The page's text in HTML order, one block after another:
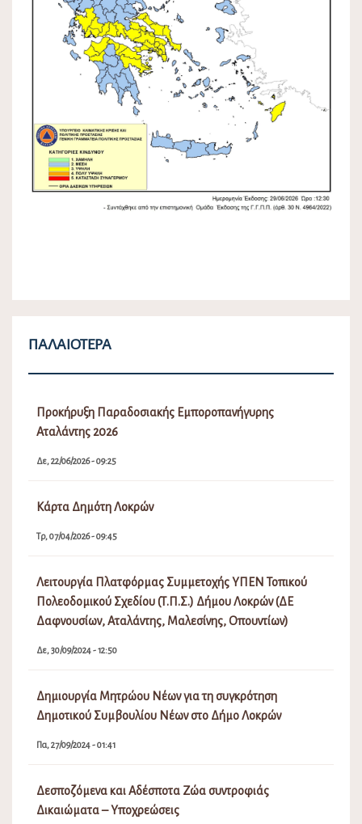
ΠΑΛΑΙΌΤΕΡΑ
Προκήρυξη Παραδοσιακής Εμποροπανήγυρης
Αταλάντης 2026
Δε, 22/06/2026 - 09:25
Κάρτα Δημότη Λοκρών
Τρ, 07/04/2026 - 09:45
Λειτουργία Πλατφόρμας Συμμετοχής ΥΠΕΝ Τοπικού
Πολεοδομικού Σχεδίου (Τ.Π.Σ.) Δήμου Λοκρών (ΔΕ
Δαφνουσίων, Αταλάντης, Μαλεσίνης, Οπουντίων)
Δε, 30/09/2024 - 12:50
Δημιουργία Μητρώου Νέων για τη συγκρότηση
Δημοτικού Συμβουλίου Νέων στο Δήμο Λοκρών
Πα, 27/09/2024 - 01:41
Δεσποζόμενα και Αδέσποτα Ζώα συντροφιάς
Δικαιώματα – Υποχρεώσεις